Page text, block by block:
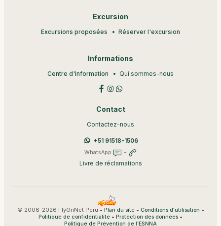
Excursion
Excursions proposées Réserver l'excursion
Informations
Centre d'information Qui sommes-nous
Contact
Contactez-nous
+51 91518-1506
WhatsApp +
Livre de réclamations
© 2006-2026 FlyOnNet Peru • Plan du site• Conditions d'utilisation •
Politique de confidentialité • Protection des données •
Politique de Prévention de l’ESNNA